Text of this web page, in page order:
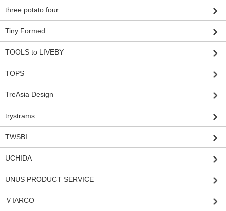
three potato four
Tiny Formed
TOOLS to LIVEBY
TOPS
TreAsia Design
trystrams
TWSBI
UCHIDA
UNUS PRODUCT SERVICE
ＶIARCO